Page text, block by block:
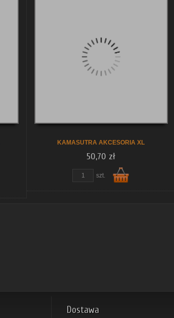
KAMASUTRA AKCESORIA XL
50,70 zł
szt.
Dostawa